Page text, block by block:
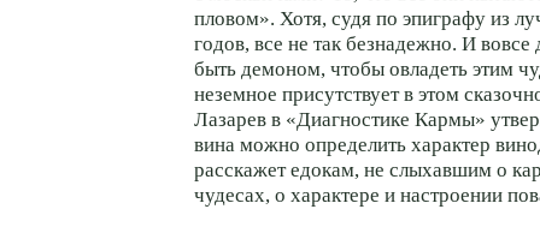
пловом». Хотя, судя по эпиграфу из
годов, все не так безнадежно. И вовсе
быть демоном, чтобы овладеть этим
неземное присутствует в этом
Лазарев в «Диагностике Кармы»
вина можно определить характер
расскажет едокам, не слыхавшим о
чудесах, о характере и настроении